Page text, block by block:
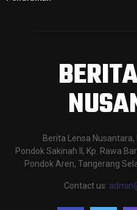
Berita Lensa
Pondok Sakinah II, Kp. Rawa
Pondok Aren, Tangerang
Contact us: